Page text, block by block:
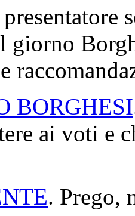
giorno
BORGHESI
ai voti e
. Prego,